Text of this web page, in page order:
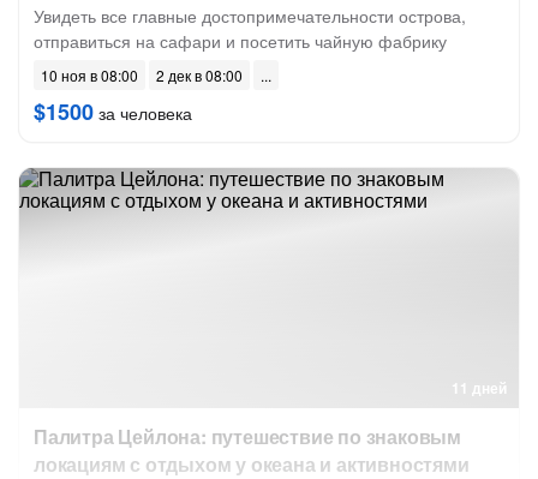
Увидеть все главные достопримечательности острова,
отправиться на сафари и посетить чайную фабрику
10 ноя в 08:00 2 дек в 08:00
$1500 за человека
11 дней
Палитра Цейлона: путешествие по знаковым
локациям с отдыхом у океана и активностями